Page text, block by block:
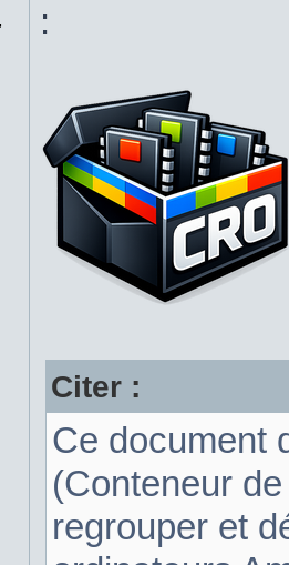
:
Citer :
Ce document
(Conteneur
regrouper et